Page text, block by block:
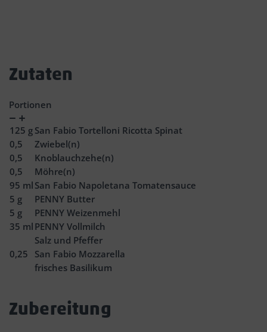
Zutaten
Portionen
Verringern
Zunahme
125 g San Fabio Tortelloni Ricotta Spinat
0,5
Zwiebel(n)
0,5
Knoblauchzehe(n)
0,5
Möhre(n)
95 ml San Fabio Napoletana Tomatensauce
5 g
PENNY Butter
5 g
PENNY Weizenmehl
35 ml PENNY Vollmilch
Salz und Pfeffer
0,25
San Fabio Mozzarella
frisches Basilikum
Zubereitung